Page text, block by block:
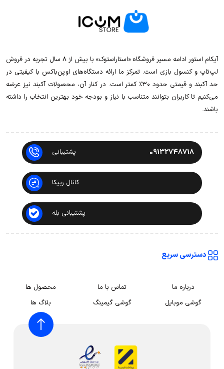
آیکام استور ادامه مسیر فروشگاه «استاراستوک» با بیش از ۸ سال تجربه در فروش
لپ‌تاپ و کنسول بازی است. تمرکز ما ارائه دستگاه‌های اوپن‌باکس با کیفیتی در
حد آکبند و قیمتی حدود ۳۰٪ کمتر است. در کنار آن، محصولات آکبند نیز عرضه
می‌کنیم تا کاربران بتوانند متناسب با نیاز و بودجه خود بهترین انتخاب را داشته
باشند.
09132748718 پشتیبانی
کانال ربیکا
پشتیبانی بله
دسترسی سریع
درباره ما تماس با ما
محصول ها
گوشی موبایل
گوشی گیمینگ بلاگ ها